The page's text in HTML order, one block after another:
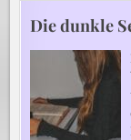
Die dunkle